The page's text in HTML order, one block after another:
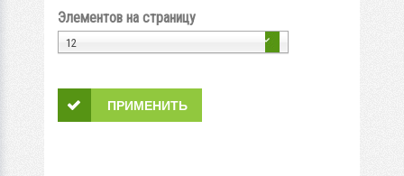
Элементов на страницу
12